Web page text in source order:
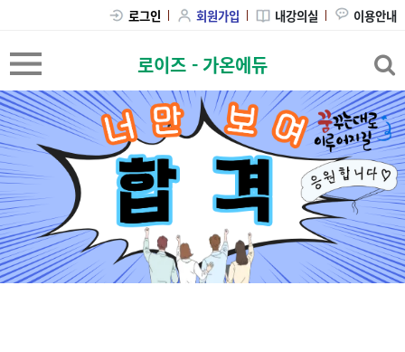
로그인 회원가입 내강의실 이용안내
로이즈 - 가온에듀